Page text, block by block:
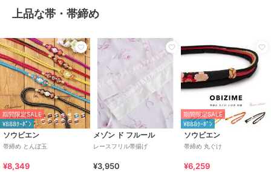
上品な帯・帯締め
期間限定SALE
¥888ｸｰﾎﾟﾝ
ソウビエン
帯締め とんぼ玉
¥8,349
メゾン ド フルール
レースフリル帯揚げ
¥3,950
期間限定SALE
¥888ｸｰﾎﾟﾝ
ソウビエン
帯締め 丸ぐけ
¥6,259